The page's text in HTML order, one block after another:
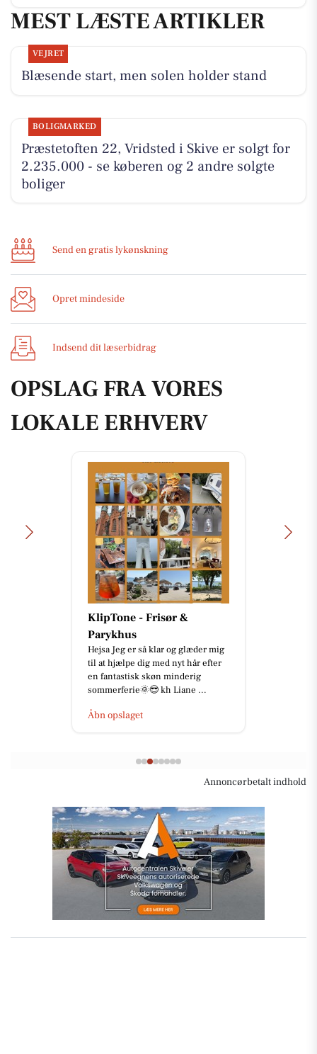
MEST LÆSTE ARTIKLER
VEJRET
Blæsende start, men solen holder stand
BOLIGMARKED
Præstetoften 22, Vridsted i Skive er solgt for
2.235.000 - se køberen og 2 andre solgte
boliger
Send en gratis lykønskning
Opret mindeside
Indsend dit læserbidrag
OPSLAG FRA VORES
LOKALE ERHVERV
KlipTone - Frisør &
Parykhus
Hejsa Jeg er så klar og glæder mig
til at hjælpe dig med nyt hår efter
en fantastisk skøn minderig
sommerferie🌞😎 kh Liane ...
Åbn opslaget
Annoncørbetalt indhold